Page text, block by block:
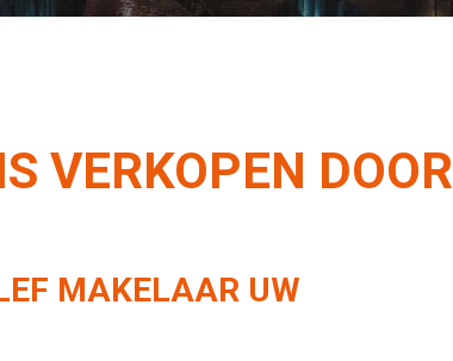
VERKOPEN DOOR
MAKELAAR UW